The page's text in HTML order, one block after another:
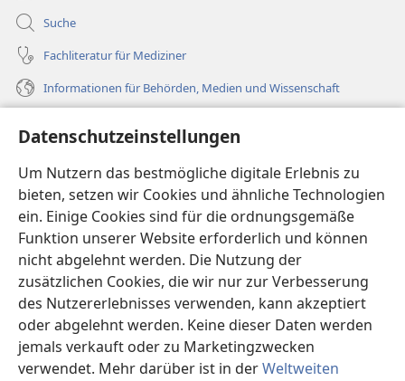
Datenschutzeinstellungen
Um Nutzern das bestmögliche digitale Erlebnis zu
bieten, setzen wir Cookies und ähnliche Technologien
ein. Einige Cookies sind für die ordnungsgemäße
Funktion unserer Website erforderlich und können
nicht abgelehnt werden. Die Nutzung der
zusätzlichen Cookies, die wir nur zur Verbesserung
des Nutzererlebnisses verwenden, kann akzeptiert
oder abgelehnt werden. Keine dieser Daten werden
jemals verkauft oder zu Marketingzwecken
verwendet. Mehr darüber ist in derWeltweiten
Suche
Fachliteratur für Mediziner
Informationen für Behörden, Medien und Wissenschaft
Spenden
(öffnet
neues
Fenster)Wachtturm ONLINE-BIBLIOTHEK
(öffnet
neues
Fenster)JW Hub®
(öffnet
neues
Fenster)JW Library
Watchtower Library ®